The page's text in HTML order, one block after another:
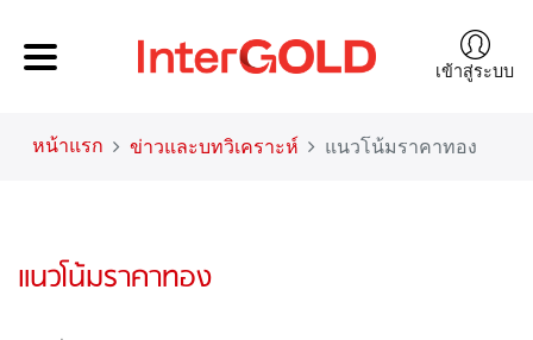
เข้าสู่ระบบ
หน้าแรก ข่าวและบทวิเคราะห์ แนวโน้มราคาทอง
แนวโน้มราคาทอง